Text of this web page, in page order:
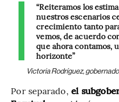
“Reiteramos los
nuestros escenarios
crecimiento tanto
vemos, de acuerdo
que ahora contamos,
horizonte”
Victoria Rodríguez,
Por separado, el